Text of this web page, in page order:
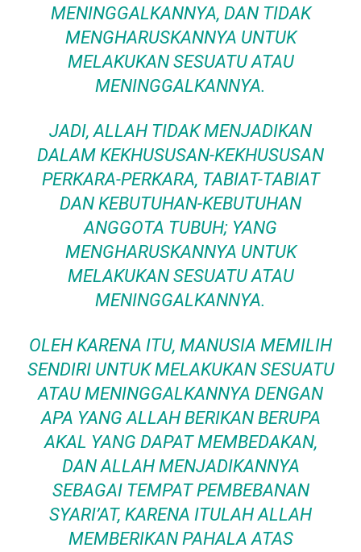
MENINGGALKANNYA, DAN TIDAK
MENGHARUSKANNYA UNTUK
MELAKUKAN SESUATU ATAU
MENINGGALKANNYA.
JADI, ALLAH TIDAK MENJADIKAN
DALAM KEKHUSUSAN-KEKHUSUSAN
PERKARA-PERKARA, TABIAT-TABIAT
DAN KEBUTUHAN-KEBUTUHAN
ANGGOTA TUBUH; YANG
MENGHARUSKANNYA UNTUK
MELAKUKAN SESUATU ATAU
MENINGGALKANNYA.
OLEH KARENA ITU, MANUSIA MEMILIH
SENDIRI UNTUK MELAKUKAN SESUATU
ATAU MENINGGALKANNYA DENGAN
APA YANG ALLAH BERIKAN BERUPA
AKAL YANG DAPAT MEMBEDAKAN,
DAN ALLAH MENJADIKANNYA
SEBAGAI TEMPAT PEMBEBANAN
SYARI’AT, KARENA ITULAH ALLAH
MEMBERIKAN PAHALA ATAS